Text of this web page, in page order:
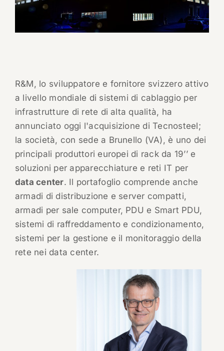
R&M, lo sviluppatore e fornitore svizzero attivo
a livello mondiale di sistemi di cablaggio per
infrastrutture di rete di alta qualità, ha
annunciato oggi l'acquisizione di Tecnosteel;
la società, con sede a Brunello (VA), è uno dei
principali produttori europei di rack da 19ʼʼ e
soluzioni per apparecchiature e reti IT per
data center. Il portafoglio comprende anche
armadi di distribuzione e server compatti,
armadi per sale computer, PDU e Smart PDU,
sistemi di raffreddamento e condizionamento,
sistemi per la gestione e il monitoraggio della
rete nei data center.